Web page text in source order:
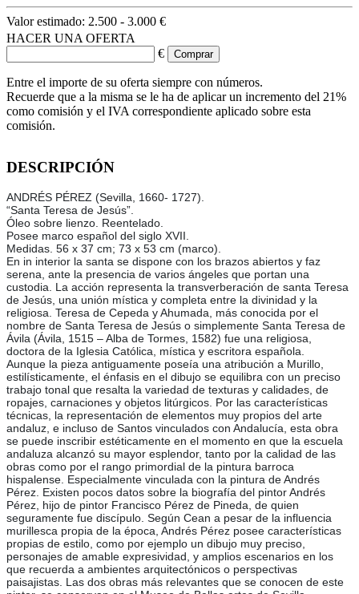
Valor estimado: 2.500 - 3.000 €
HACER UNA OFERTA
€
Entre el importe de su oferta siempre con números.
Recuerde que a la misma se le ha de aplicar un incremento del 21%
como comisión y el IVA correspondiente aplicado sobre esta
comisión.
DESCRIPCIÓN
ANDRÉS PÉREZ (Sevilla, 1660- 1727).
“Santa Teresa de Jesús”.
Óleo sobre lienzo. Reentelado.
Posee marco español del siglo XVII.
Medidas. 56 x 37 cm; 73 x 53 cm (marco).
En in interior la santa se dispone con los brazos abiertos y faz
serena, ante la presencia de varios ángeles que portan una
custodia. La acción representa la transverberación de santa Teresa
de Jesús, una unión mística y completa entre la divinidad y la
religiosa. Teresa de Cepeda y Ahumada, más conocida por el
nombre de Santa Teresa de Jesús o simplemente Santa Teresa de
Ávila (Ávila, 1515 – Alba de Tormes, 1582) fue una religiosa,
doctora de la Iglesia Católica, mística y escritora española.
Aunque la pieza antiguamente poseía una atribución a Murillo,
estilísticamente, el énfasis en el dibujo se equilibra con un preciso
trabajo tonal que resalta la variedad de texturas y calidades, de
ropajes, carnaciones y objetos litúrgicos. Por las características
técnicas, la representación de elementos muy propios del arte
andaluz, e incluso de Santos vinculados con Andalucía, esta obra
se puede inscribir estéticamente en el momento en que la escuela
andaluza alcanzó su mayor esplendor, tanto por la calidad de las
obras como por el rango primordial de la pintura barroca
hispalense. Especialmente vinculada con la pintura de Andrés
Pérez. Existen pocos datos sobre la biografía del pintor Andrés
Pérez, hijo de pintor Francisco Pérez de Pineda, de quien
seguramente fue discípulo. Según Cean a pesar de la influencia
murillesca propia de la época, Andrés Pérez posee características
propias de estilo, como por ejemplo un dibujo muy preciso,
personajes de amable expresividad, y amplios escenarios en los
que recuerda a ambientes arquitectónicos o perspectivas
paisajistas. Las dos obras más relevantes que se conocen de este